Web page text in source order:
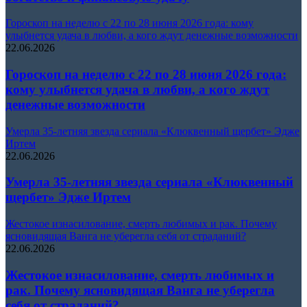
Гороскоп на неделю с 22 по 28 июня 2026 года: кому
улыбнется удача в любви, а кого ждут денежные возможности
22.06.2026
Гороскоп на неделю с 22 по 28 июня 2026 года:
кому улыбнется удача в любви, а кого ждут
денежные возможности
Умерла 35-летняя звезда сериала «Клюквенный щербет» Эдже
Иртем
22.06.2026
Умерла 35-летняя звезда сериала «Клюквенный
щербет» Эдже Иртем
Жестокое изнасилование, смерть любимых и рак. Почему
ясновидящая Ванга не уберегла себя от страданий?
22.06.2026
Жестокое изнасилование, смерть любимых и
рак. Почему ясновидящая Ванга не уберегла